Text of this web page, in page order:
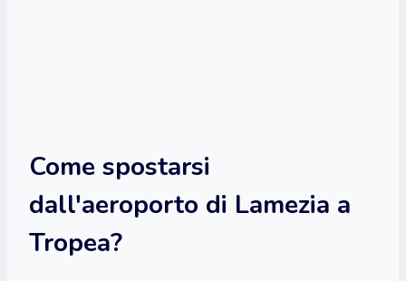
Come spostarsi
dall'aeroporto di Lamezia a
Tropea?